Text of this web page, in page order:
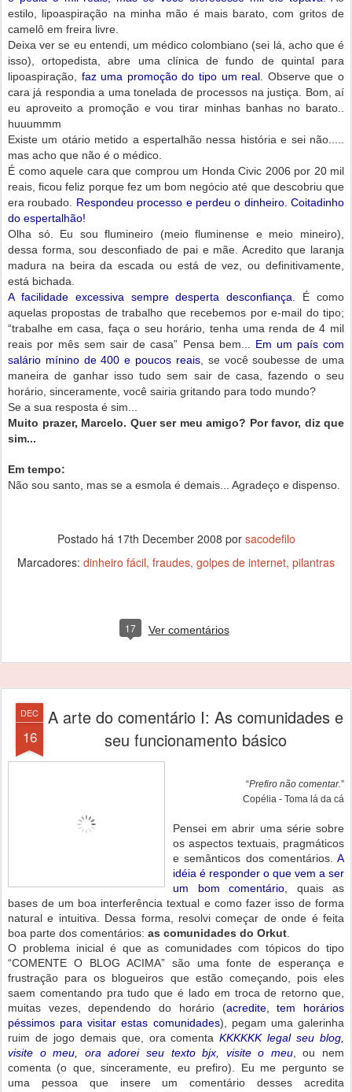
estilo, lipoaspiração na minha mão é mais barato, com gritos de
camelô em freira livre.
Deixa ver se eu entendi, um médico colombiano (sei lá, acho que é
isso), ortopedista, abre uma clínica de fundo de quintal para
lipoaspiração, faz uma promoção do tipo um real . Observe que o
cara já respondia a uma tonelada de processos na justiça. Bom, aí
eu aproveito a promoção e vou tirar minhas banhas no barato..
huuummm
Existe um otário metido a espertalhão nessa história e sei não.....
mas acho que não é o médico.
É como aquele cara que comprou um Honda Civic 2006 por 20 mil
reais, ficou feliz porque fez um bom negócio até que descobriu que
era roubado. Respondeu processo e perdeu o dinheiro. Coitadinho
do espertalhão!
Olha só. Eu sou flumineiro (meio fluminense e meio mineiro),
dessa forma, sou desconfiado de pai e mãe. Acredito que laranja
madura na beira da escada ou está de vez, ou definitivamente,
está bichada.
A facilidade excessiva sempre desperta desconfiança.
É como
aquelas propostas de trabalho que recebemos por e-mail do tipo;
“trabalhe em casa, faça o seu horário, tenha uma renda de 4 mil
reais por mês sem sair de casa” Pensa bem... Em um país com
salário mínino de 400 e poucos reais, se você soubesse de uma
maneira de ganhar isso tudo sem sair de casa, fazendo o seu
horário, sinceramente, você sairia gritando para todo mundo?
Se a sua resposta é sim...
Muito prazer, Marcelo. Quer ser meu amigo? Por favor, diz que
sim...
Em tempo:
Não sou santo, mas se a esmola é demais... Agradeço e dispenso.
Postado há 17th December 2008 por sacodefilo
Marcadores: dinheiro fácil fraudes golpes de internet pilantras
17 Ver comentários
DEC
16
A arte do comentário I: As comunidades e
seu funcionamento básico
“Prefiro não comentar.”
Copélia - Toma lá da cá
Pensei em abrir uma série sobre
os aspectos textuais, pragmáticos
e semânticos dos comentários. A
idéia é responder o que vem a ser
um bom comentário , quais as
bases de um boa interferência textual e como fazer isso de forma
natural e intuitiva. Dessa forma, resolvi começar de onde é feita
boa parte dos comentários: as comunidades do Orkut
O problema inicial é que as comunidades com tópicos do tipo
“COMENTE O BLOG ACIMA” são uma fonte de esperança e
frustração para os blogueiros que estão começando, pois eles
saem comentando pra tudo que é lado em troca de retorno que,
muitas vezes, dependendo do horário (acredite, tem horários
péssimos para visitar estas comunidades), pegam uma galerinha
ruim de jogo demais que, ora comentaKKKKKK legal seu blog,
visite o meu, ora adorei seu texto bjx, visite o meu, ou nem
comenta (o que, sinceramente, eu prefiro). Eu me pergunto se
uma pessoa que insere um comentário desses acredita